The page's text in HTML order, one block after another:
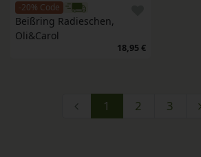
-20% Code
Beißring Radieschen,
Oli&Carol
18,95 €
1 2 3